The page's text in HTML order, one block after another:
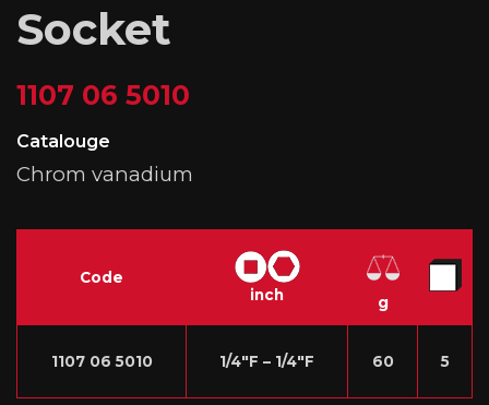
Socket
1107 06 5010
Catalouge
Chrom vanadium
Code
inch
g
1107 06 5010 1/4″F – 1/4″F 60 5